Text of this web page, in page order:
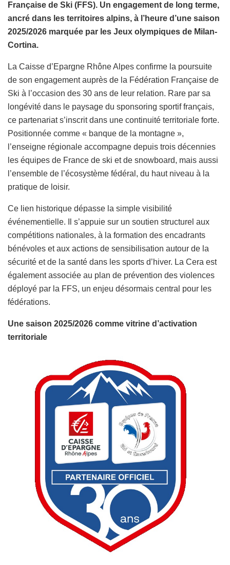
Française de Ski (FFS). Un engagement de long terme,
ancré dans les territoires alpins, à l’heure d’une saison
2025/2026 marquée par les Jeux olympiques de Milan-
Cortina.
La Caisse d’Epargne Rhône Alpes confirme la poursuite
de son engagement auprès de la Fédération Française de
Ski à l’occasion des 30 ans de leur relation. Rare par sa
longévité dans le paysage du sponsoring sportif français,
ce partenariat s’inscrit dans une continuité territoriale forte.
Positionnée comme « banque de la montagne »,
l’enseigne régionale accompagne depuis trois décennies
les équipes de France de ski et de snowboard, mais aussi
l’ensemble de l’écosystème fédéral, du haut niveau à la
pratique de loisir.
Ce lien historique dépasse la simple visibilité
événementielle. Il s’appuie sur un soutien structurel aux
compétitions nationales, à la formation des encadrants
bénévoles et aux actions de sensibilisation autour de la
sécurité et de la santé dans les sports d’hiver. La Cera est
également associée au plan de prévention des violences
déployé par la FFS, un enjeu désormais central pour les
fédérations.
Une saison 2025/2026 comme vitrine d’activation
territoriale